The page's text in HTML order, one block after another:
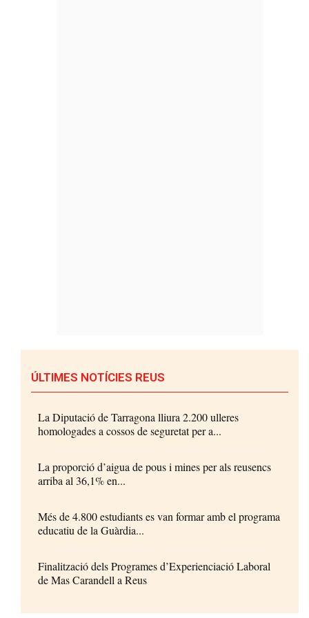
ÚLTIMES NOTÍCIES REUS
La Diputació de Tarragona lliura 2.200 ulleres
homologades a cossos de seguretat per a...
La proporció d’aigua de pous i mines per als reusencs
arriba al 36,1% en...
Més de 4.800 estudiants es van formar amb el programa
educatiu de la Guàrdia...
Finalització dels Programes d’Experienciació Laboral
de Mas Carandell a Reus